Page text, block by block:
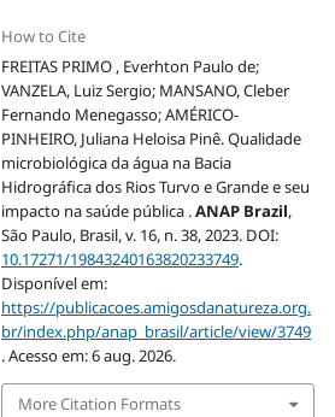
How to Cite
FREITAS PRIMO , Everhton Paulo de;
VANZELA, Luiz Sergio; MANSANO, Cleber
Fernando Menegasso; AMÉRICO-
PINHEIRO, Juliana Heloisa Pinê. Qualidade
microbiológica da água na Bacia
Hidrográfica dos Rios Turvo e Grande e seu
impacto na saúde pública .ANAP Brazil,
São Paulo, Brasil, v. 16, n. 38, 2023. DOI:
10.17271/19843240163820233749.
Disponível em:
https://publicacoes.amigosdanatureza.org.
br/index.php/anap_brasil/article/view/3749
. Acesso em: 6 aug. 2026.
More Citation Formats